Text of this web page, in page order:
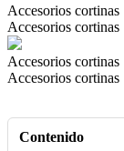
Accesorios cortinas
Accesorios cortinas
Accesorios cortinas
Accesorios cortinas
Contenido